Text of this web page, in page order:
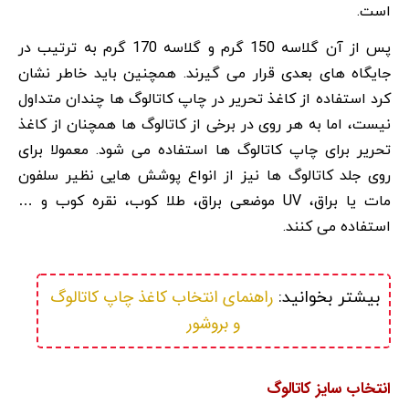
است.
پس از آن گلاسه 150 گرم و گلاسه 170 گرم به ترتیب در
جایگاه های بعدی قرار می گیرند. همچنین باید خاطر نشان
کرد استفاده از کاغذ تحریر در چاپ کاتالوگ ها چندان متداول
نیست، اما به هر روی در برخی از کاتالوگ ها همچنان از کاغذ
تحریر برای چاپ کاتالوگ ها استفاده می شود. معمولا برای
روی جلد کاتالوگ ها نیز از انواع پوشش هایی نظیر سلفون
مات یا براق، UV موضعی براق، طلا کوب، نقره کوب و …
استفاده می کنند.
بیشتر بخوانید:
و بروشور
انتخاب سایز کاتالوگ